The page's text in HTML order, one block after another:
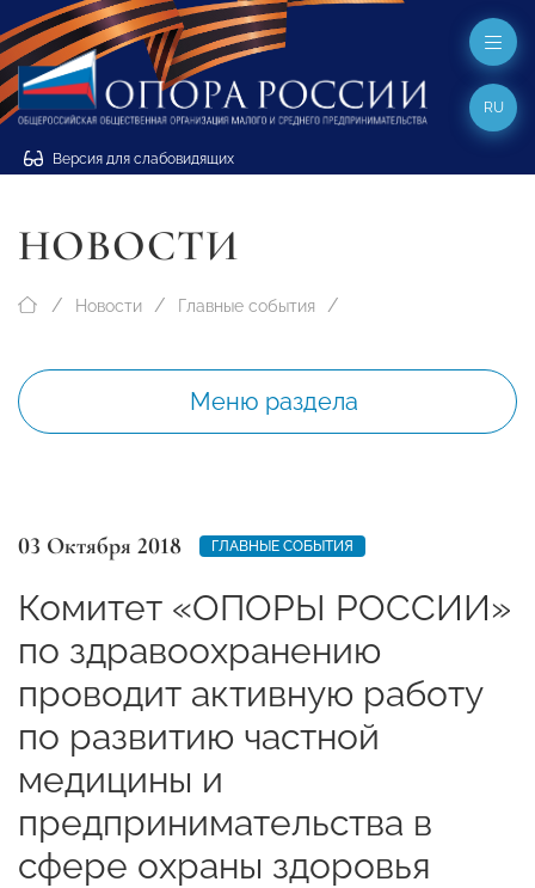
Версия для слабовидящих
RU
НОВОСТИ
Новости Главные события
Меню раздела
03 Октября 2018 ГЛАВНЫЕ СОБЫТИЯ
Комитет «ОПОРЫ РОССИИ»
по здравоохранению
проводит активную работу
по развитию частной
медицины и
предпринимательства в
сфере охраны здоровья